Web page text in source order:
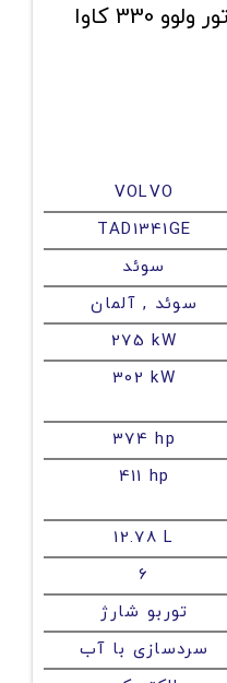
مشخصات فنی دیزل ژنراتور ولوو 330 کاوا
VOLVO
TAD1341GE
سوئد
سوئد , آلمان
275 kW
302 kW
374 hp
411 hp
12.78 L
6
توربو شارژ
سردسازی با آب